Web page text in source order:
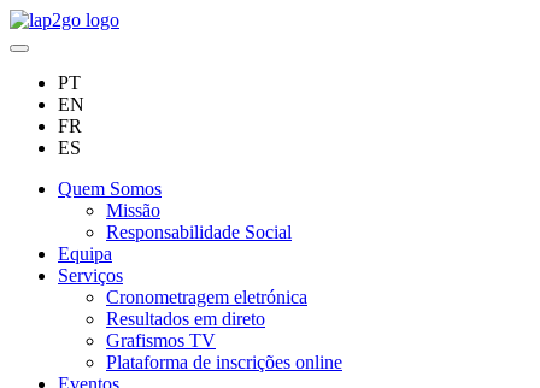
PT
EN
FR
ES
Quem Somos
Missão
Responsabilidade Social
Equipa
Serviços
Cronometragem eletrónica
Resultados em direto
Grafismos TV
Plataforma de inscrições online
Eventos